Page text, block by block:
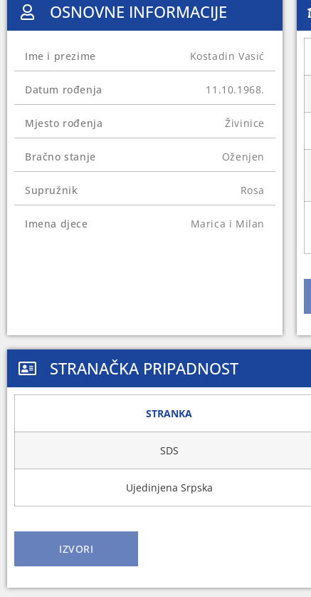
OSNOVNE INFORMACIJE
Ime i prezime Kostadin Vasić
Datum rođenja 11.10.1968.
Mjesto rođenja Živinice
Bračno stanje Oženjen
Supružnik Rosa
Imena djece Marica i Milan
STRANAČKA PRIPADNOST
STRANKA
SDS
Ujedinjena Srpska
IZVORI